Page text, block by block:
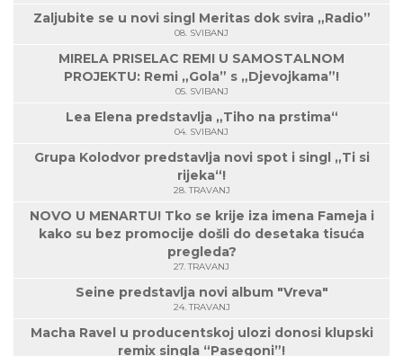
Zaljubite se u novi singl Meritas dok svira „Radio”
08. SVIBANJ
MIRELA PRISELAC REMI U SAMOSTALNOM
PROJEKTU: Remi „Gola” s „Djevojkama”!
05. SVIBANJ
Lea Elena predstavlja „Tiho na prstima“
04. SVIBANJ
Grupa Kolodvor predstavlja novi spot i singl „Ti si
rijeka“!
28. TRAVANJ
NOVO U MENARTU! Tko se krije iza imena Fameja i
kako su bez promocije došli do desetaka tisuća
pregleda?
27. TRAVANJ
Seine predstavlja novi album "Vreva"
24. TRAVANJ
Macha Ravel u producentskoj ulozi donosi klupski
remix singla “Pasegoni”!